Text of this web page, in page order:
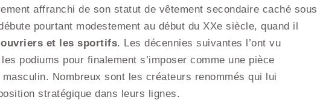
affranchi de son statut de vêtement secondaire caché sous
pourtant modestement au début du XXe siècle, quand il
ouvriers et les sportifs. Les décennies suivantes l’ont vu
podiums pour finalement s’imposer comme une pièce
Nombreux sont les créateurs renommés qui lui
stratégique dans leurs lignes.